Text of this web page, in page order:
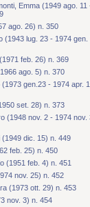
Emma (1949 ago. 11
ago. 26) n. 350
(1943 lug. 23 - 1974 gen.
feb. 26) n. 369
ago. 5) n. 370
gen.23 - 1974 apr.
set. 28) n. 373
(1948 nov. 2 - 1974 nov.
dic. 15) n. 449
feb. 25) n. 450
(1951 feb. 4) n. 451
nov. 25) n. 452
(1973 ott. 29) n. 453
nov. 3) n. 454